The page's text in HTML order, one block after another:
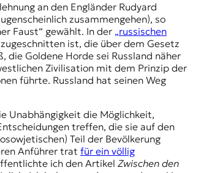
an den Engländer Rudyard
zusammengehen), so
Faust“ gewählt. In der „russischen
ist, die über dem Gesetz
die Goldene Horde sei Russland näher
Zivilisation mit dem Prinzip der
führte. Russland hat seinen Weg
Unabhängigkeit die Möglichkeit,
treffen, die sie auf den
Teil der Bevölkerung
Anführer trat für ein völlig
ich den Artikel Zwischen den